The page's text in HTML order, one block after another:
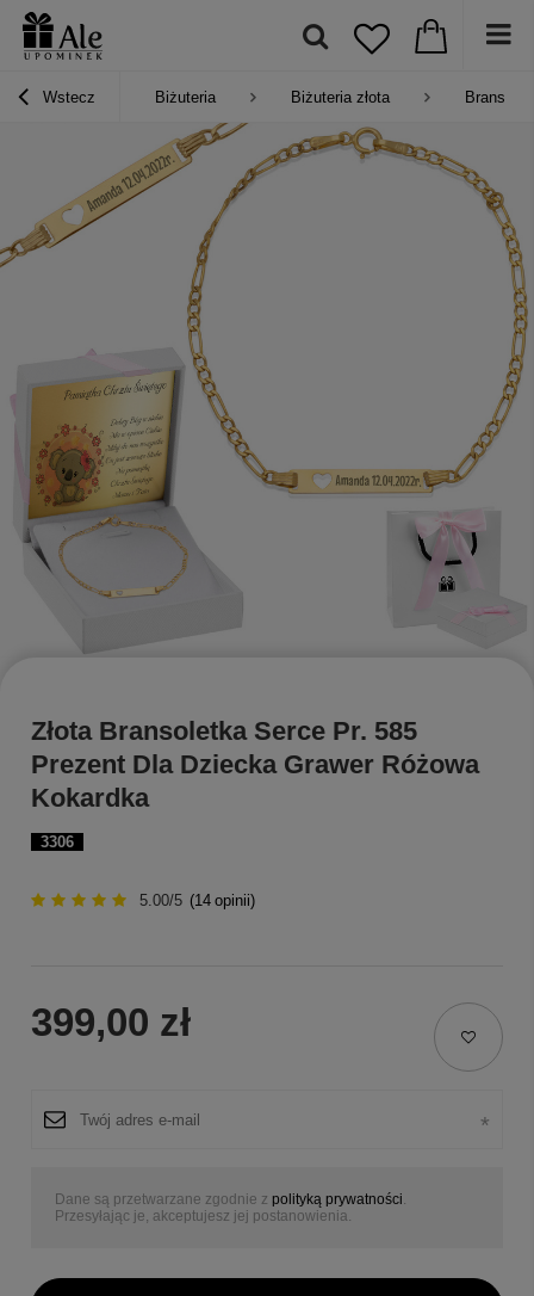
Wstecz Biżuteria Biżuteria złota
3306
Złota Bransoletka Serce Pr. 585
Prezent Dla Dziecka Grawer Różowa
Kokardka
5.00/5 (14 opinii)
399,00 zł
Dane są przetwarzane zgodnie z polityką prywatności
Przesyłając je, akceptujesz jej postanowienia.